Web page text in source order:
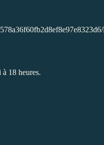
18 heures.